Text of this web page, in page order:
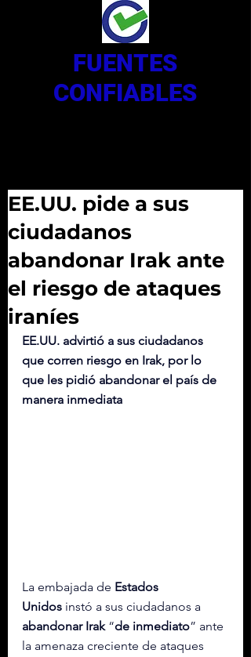
FUENTES
CONFIABLES
EE.UU. pide a sus
ciudadanos
abandonar Irak ante
el riesgo de ataques
iraníes
EE.UU. advirtió a sus ciudadanos
que corren riesgo en Irak, por lo
que les pidió abandonar el país de
manera inmediata
La embajada de Estados
Unidos instó a sus ciudadanos a
abandonar Irak “de inmediato” ante
la amenaza creciente de ataques